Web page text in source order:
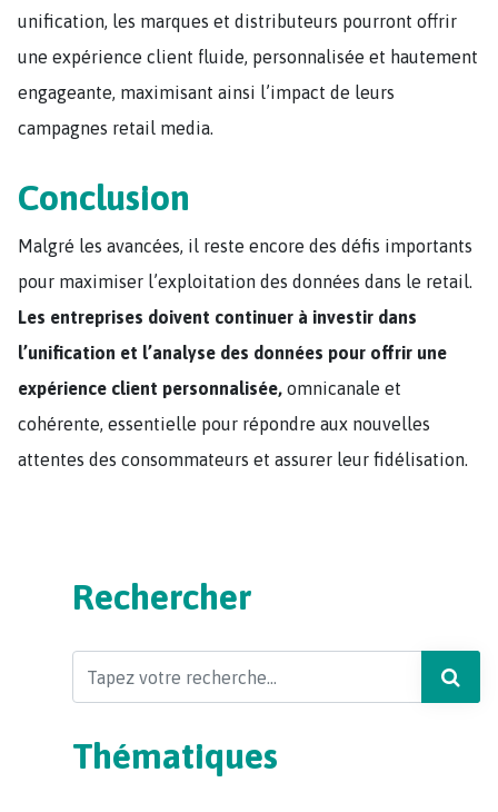
unification, les marques et distributeurs pourront offrir
une expérience client fluide, personnalisée et hautement
engageante, maximisant ainsi l’impact de leurs
campagnes retail media.
Conclusion
Malgré les avancées, il reste encore des défis importants
pour maximiser l’exploitation des données dans le retail.
Les entreprises doivent continuer à investir dans
l’unification et l’analyse des données pour offrir une
expérience client personnalisée, omnicanale et
cohérente, essentielle pour répondre aux nouvelles
attentes des consommateurs et assurer leur fidélisation.
Rechercher
Thématiques